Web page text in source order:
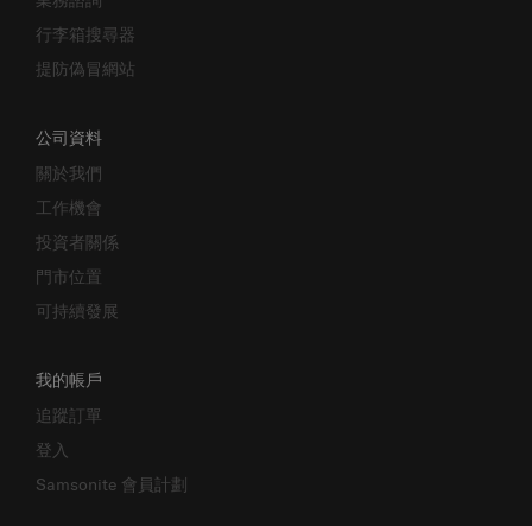
行李箱搜尋器
提防偽冒網站
關於我們
工作機會
投資者關係
門市位置
可持續發展
追蹤訂單
登入
Samsonite 會員計劃